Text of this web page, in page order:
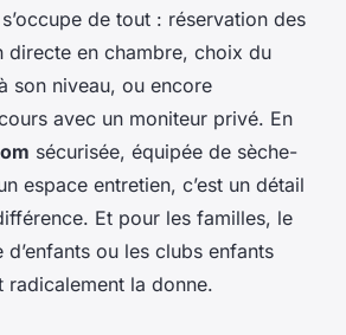
de tout : réservation des
en chambre, choix du
son niveau, ou encore
avec un moniteur privé. En
sécurisée, équipée de sèche-
espace entretien, c’est un détail
Et pour les familles, le
ou les clubs enfants
radicalement la donne.